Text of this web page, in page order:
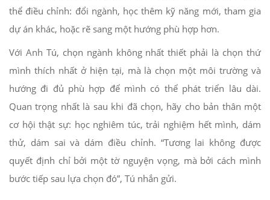
thể điều chỉnh: đổi ngành, học thêm kỹ năng mới, tham gia
dự án khác, hoặc rẽ sang một hướng phù hợp hơn.
Với Anh Tú, chọn ngành không nhất thiết phải là chọn thứ
mình thích nhất ở hiện tại, mà là chọn một môi trường và
hướng đi đủ phù hợp để mình có thể phát triển lâu dài.
Quan trọng nhất là sau khi đã chọn, hãy cho bản thân một
cơ hội thật sự: học nghiêm túc, trải nghiệm hết mình, dám
thử, dám sai và dám điều chỉnh. “Tương lai không được
quyết định chỉ bởi một tờ nguyện vọng, mà bởi cách mình
bước tiếp sau lựa chọn đó”, Tú nhắn gửi.